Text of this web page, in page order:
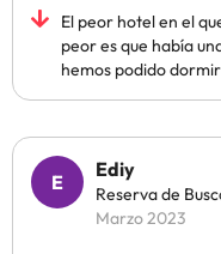
El peor hotel en el
peor es que había
hemos podido
Ediy
Reserva de
Marzo 2023